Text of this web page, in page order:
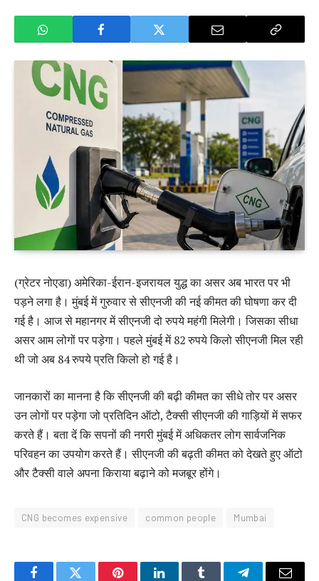
(ग्रेटर नोएडा) अमेरिका-ईरान-इजरायल युद्ध का असर अब भारत पर भी
पड़ने लगा है। मुंबई में गुरुवार से सीएनजी की नई कीमत की घोषणा कर दी
गई है। आज से महानगर में सीएनजी दो रुपये महंगी मिलेगी। जिसका सीधा
असर आम लोगों पर पड़ेगा। पहले मुंबई में 82 रुपये किलो सीएनजी मिल रही
थी जो अब 84 रुपये प्रति किलो हो गई है।
जानकारों का मानना है कि सीएनजी की बढ़ी कीमत का सीधे तोर पर असर
उन लोगों पर पड़ेगा जो प्रतिदिन ऑटो, टैक्सी सीएनजी की गाड़ियों में सफर
करते हैं। बता दें कि सपनों की नगरी मुंबई में अधिकतर लोग सार्वजनिक
परिवहन का उपयोग करते हैं। सीएनजी की बढ़ती कीमत को देखते हुए ऑटो
और टैक्सी वाले अपना किराया बढ़ाने को मजबूर होंगे।
CNG becomes expensive common people Mumbai